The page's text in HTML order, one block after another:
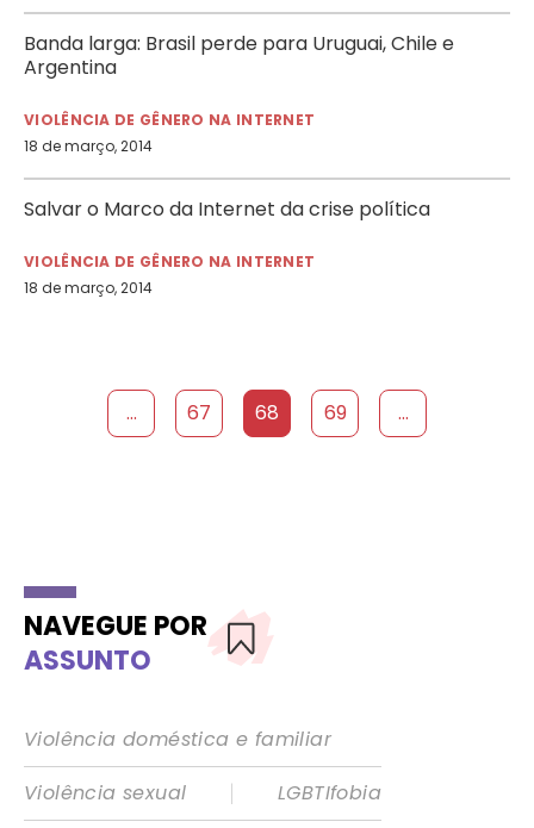
Banda larga: Brasil perde para Uruguai, Chile e
Argentina
VIOLÊNCIA DE GÊNERO NA INTERNET
18 de março, 2014
Salvar o Marco da Internet da crise política
VIOLÊNCIA DE GÊNERO NA INTERNET
18 de março, 2014
... 67 68 69 ...
NAVEGUE POR
ASSUNTO
Violência doméstica e familiar
Violência sexual
|
LGBTIfobia